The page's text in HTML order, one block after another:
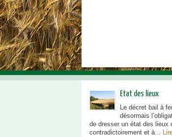
Etat des lieux
Le décret bail à
désormais
de dresser un état des lieux
contradictoirement et à...